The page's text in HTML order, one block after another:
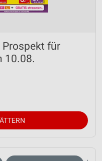
für
10.08.